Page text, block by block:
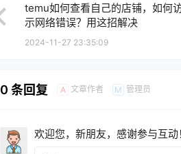
temu如何查看自己的店铺，如何
示网络错误？用这招解决
2024-11-27 23:35:09
0 条回复 A 文章作者 M 管理员
欢迎您，新朋友，感谢参与互动